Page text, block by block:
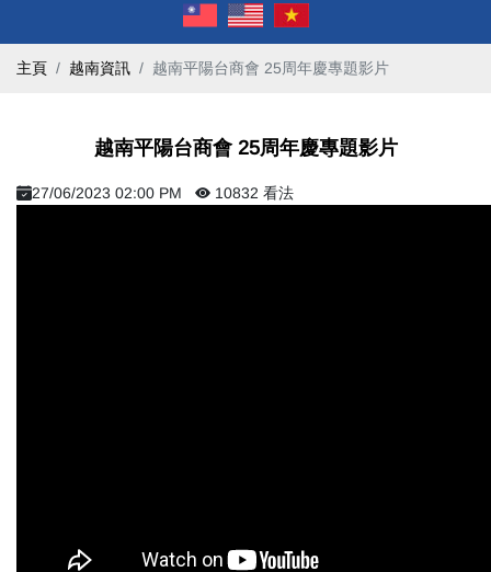
主頁 越南資訊 越南平陽台商會 25周年慶專題影片
越南平陽台商會 25周年慶專題影片
27/06/2023 02:00 PM 10832 看法